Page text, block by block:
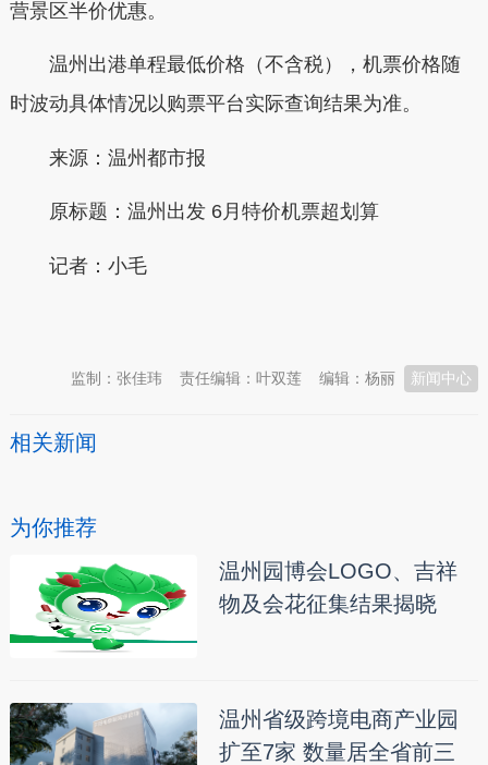
营景区半价优惠。
温州出港单程最低价格（不含税），机票价格随
时波动具体情况以购票平台实际查询结果为准。
来源：温州都市报
原标题：温州出发 6月特价机票超划算
记者：小毛
新闻中心
编辑：杨丽
责任编辑：叶双莲
监制：张佳玮
相关新闻
为你推荐
温州园博会LOGO、吉祥
物及会花征集结果揭晓
温州省级跨境电商产业园
扩至7家 数量居全省前三